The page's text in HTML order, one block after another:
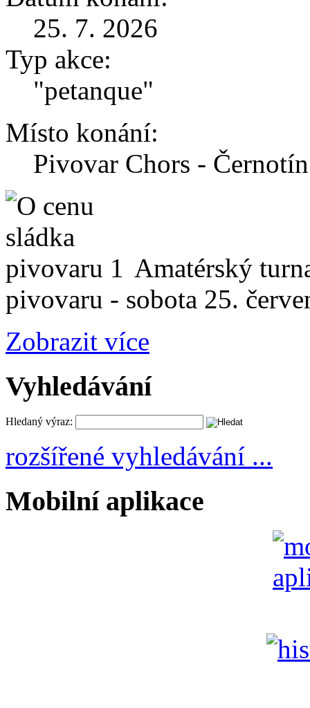
25. 7. 2026
Typ akce:
"petanque"
Místo konání:
Pivovar Chors - Černotín
Amatérský
pivovaru - sobota 25.
Zobrazit více
Vyhledávání
Hledaný výraz:
rozšířené vyhledávání ...
Mobilní aplikace